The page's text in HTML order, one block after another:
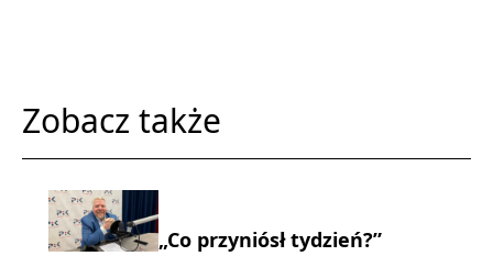
Zobacz także
„Co przyniósł tydzień?”